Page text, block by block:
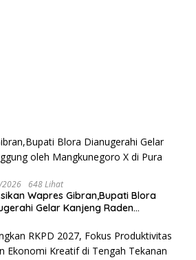
648 Lihat
Wapres Gibran,Bupati Blora
Gelar Kanjeng Raden